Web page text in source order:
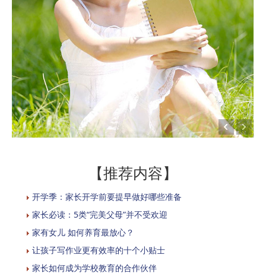
【推荐内容】
开学季：家长开学前要提早做好哪些准备
家长必读：5类“完美父母”并不受欢迎
家有女儿 如何养育最放心？
让孩子写作业更有效率的十个小贴士
家长如何成为学校教育的合作伙伴